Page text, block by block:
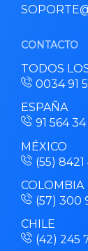
CONTACTO
TODOS
0034 91
ESPAÑA
91 564 34
MÉXICO
(55) 8421
COLOMBIA
(57) 300
CHILE
(42) 245